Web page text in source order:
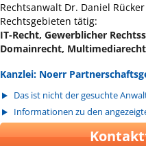
Rechtsanwalt Dr. Daniel
Rechtsgebieten tätig:
IT-Recht, Gewerblicher
Domainrecht, Multimediarecht
Kanzlei: Noerr
Das ist nicht der gesuchte
Informationen zu den